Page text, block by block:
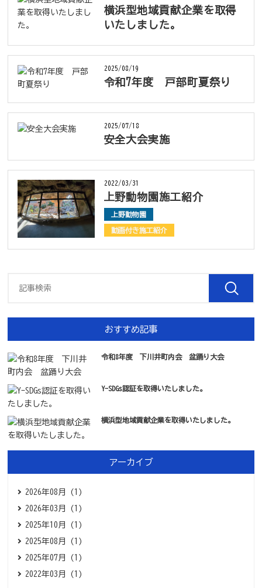
横浜型地域貢献企業を取得
いたしました。
2025/08/19
令和7年度 戸部町夏祭り
2025/07/18
安全大会実施
2022/03/31
上野動物園施工紹介
上野動物園
動画付き施工紹介
おすすめ記事
令和8年度 下川井町内会 盆踊り大会
Y-SDGs認証を取得いたしました。
横浜型地域貢献企業を取得いたしました。
アーカイブ
2026年08月 (1)
2026年03月 (1)
2025年10月 (1)
2025年08月 (1)
2025年07月 (1)
2022年03月 (1)